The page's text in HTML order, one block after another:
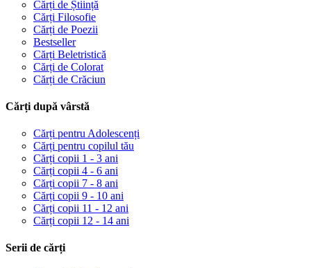
Cărți de Știință
Cărți Filosofie
Cărți de Poezii
Bestseller
Cărți Beletristică
Cărți de Colorat
Cărți de Crăciun
Cărți după vârstă
Cărți pentru Adolescenți
Cărți pentru copilul tău
Cărți copii 1 - 3 ani
Cărți copii 4 - 6 ani
Cărți copii 7 - 8 ani
Cărți copii 9 - 10 ani
Cărți copii 11 - 12 ani
Cărți copii 12 - 14 ani
Serii de cărți